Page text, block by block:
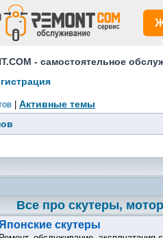
- самостоятельное
Активные темы
Все про скутеры,
скутеры